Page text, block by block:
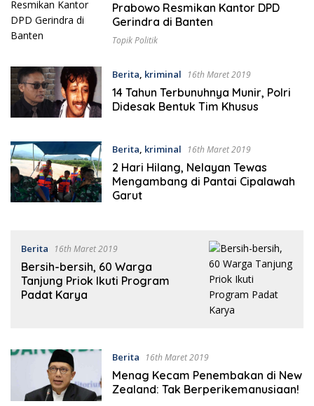
Prabowo Resmikan Kantor DPD
Gerindra di Banten
Topik Politik
Berita, kriminal 16th Maret 2019
14 Tahun Terbunuhnya Munir, Polri
Didesak Bentuk Tim Khusus
Berita, kriminal 16th Maret 2019
2 Hari Hilang, Nelayan Tewas
Mengambang di Pantai Cipalawah
Garut
Berita 16th Maret 2019
Bersih-bersih, 60 Warga
Tanjung Priok Ikuti Program
Padat Karya
Berita 16th Maret 2019
Menag Kecam Penembakan di New
Zealand: Tak Berperikemanusiaan!